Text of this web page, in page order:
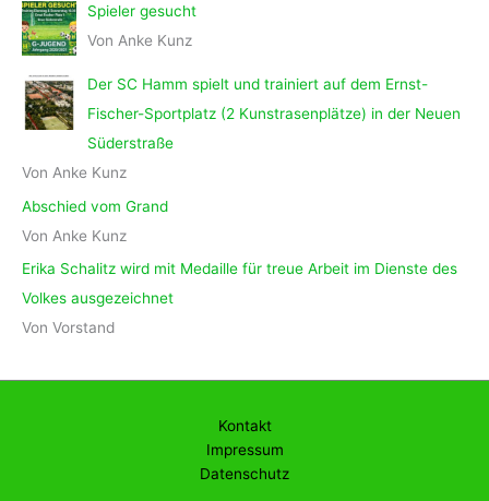
Spieler gesucht
Von Anke Kunz
Der SC Hamm spielt und trainiert auf dem Ernst-
Fischer-Sportplatz (2 Kunstrasenplätze) in der Neuen
Süderstraße
Von Anke Kunz
Abschied vom Grand
Von Anke Kunz
Erika Schalitz wird mit Medaille für treue Arbeit im Dienste des
Volkes ausgezeichnet
Von Vorstand
Kontakt
Impressum
Datenschutz